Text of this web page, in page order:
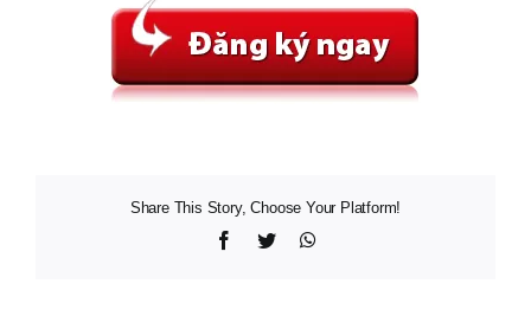
Share This Story, Choose Your Platform!
Facebook
Twitter